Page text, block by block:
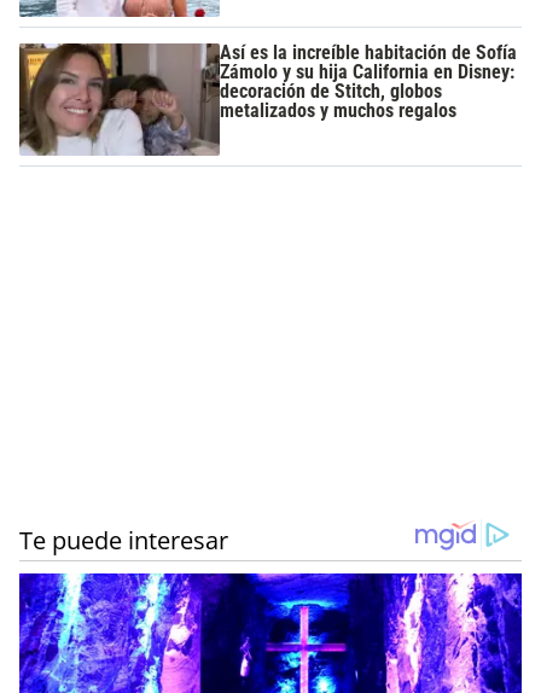
Así es la increíble habitación de Sofía
Zámolo y su hija California en Disney:
decoración de Stitch, globos
metalizados y muchos regalos